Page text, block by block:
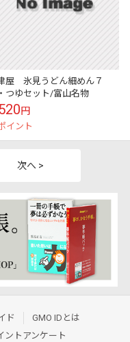
屋 氷見うどん細めん７
つゆセット/富山名物
円
イント
次へ >
ド
GMO IDとは
ントアンケート